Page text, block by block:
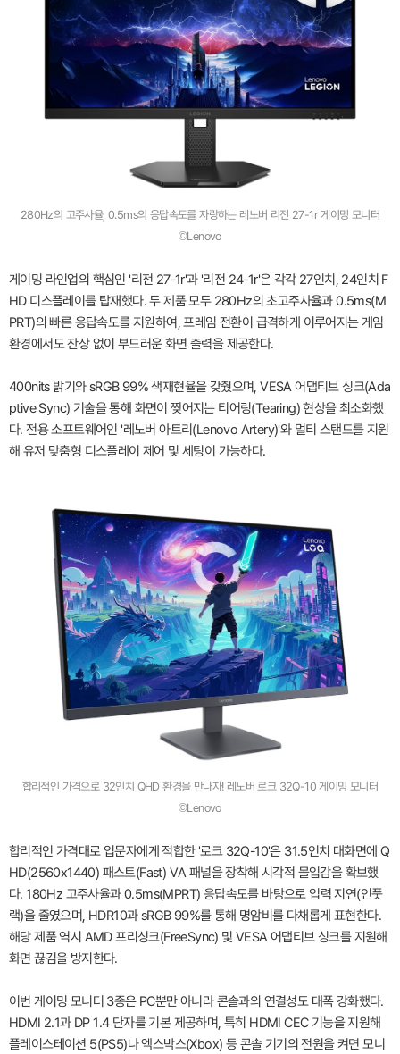
280Hz의 고주사율, 0.5ms의 응답속도를 자랑하는 레노버 리전 27-1r 게이밍 모니터
©Lenovo
게이밍 라인업의 핵심인 '리전 27-1r'과 '리전 24-1r'은 각각 27인치, 24인치 F
HD 디스플레이를 탑재했다. 두 제품 모두 280Hz의 초고주사율과 0.5ms(M
PRT)의 빠른 응답속도를 지원하여, 프레임 전환이 급격하게 이루어지는 게임
환경에서도 잔상 없이 부드러운 화면 출력을 제공한다.
400nits 밝기와 sRGB 99% 색재현율을 갖췄으며, VESA 어댑티브 싱크(Ada
ptive Sync) 기술을 통해 화면이 찢어지는 티어링(Tearing) 현상을 최소화했
다. 전용 소프트웨어인 '레노버 아트리(Lenovo Artery)'와 멀티 스탠드를 지원
해 유저 맞춤형 디스플레이 제어 및 세팅이 가능하다.
합리적인 가격으로 32인치 QHD 환경을 만나자! 레노버 로크 32Q-10 게이밍 모니터
©Lenovo
합리적인 가격대로 입문자에게 적합한 '로크 32Q-10'은 31.5인치 대화면에 Q
HD(2560x1440) 패스트(Fast) VA 패널을 장착해 시각적 몰입감을 확보했
다. 180Hz 고주사율과 0.5ms(MPRT) 응답속도를 바탕으로 입력 지연(인풋
랙)을 줄였으며, HDR10과 sRGB 99%를 통해 명암비를 다채롭게 표현한다.
해당 제품 역시 AMD 프리싱크(FreeSync) 및 VESA 어댑티브 싱크를 지원해
화면 끊김을 방지한다.
이번 게이밍 모니터 3종은 PC뿐만 아니라 콘솔과의 연결성도 대폭 강화했다.
HDMI 2.1과 DP 1.4 단자를 기본 제공하며, 특히 HDMI CEC 기능을 지원해
플레이스테이션 5(PS5)나 엑스박스(Xbox) 등 콘솔 기기의 전원을 켜면 모니